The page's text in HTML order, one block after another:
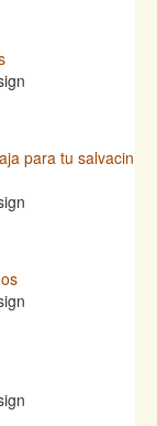
para tu salvacin